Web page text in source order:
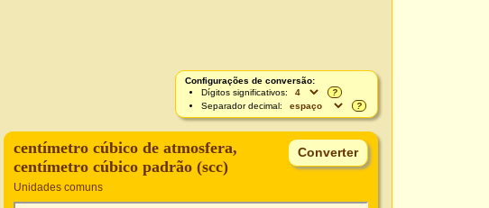
Configurações de conversão:
Dígitos significativos:
?
Separador decimal:
?
centímetro cúbico de atmosfera,
centímetro cúbico padrão (scc)
Unidades comuns